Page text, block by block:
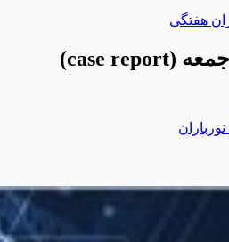
هفتگی
کلاس نورومتابولیک جمعه (case report)